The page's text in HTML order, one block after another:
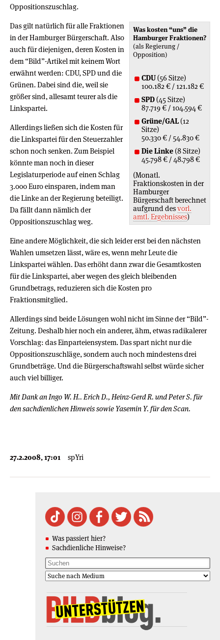
Oppositionszuschlag.
Was kosten “uns” die
Hamburger Fraktionen?
(als Regierung /
Opposition)
CDU (56 Sitze)
100.182 € / 121.182 €
SPD (45 Sitze)
87.719 € / 104.594 €
Grüne/GAL (12
Sitze)
50.330 € / 54.830 €
Die Linke (8 Sitze)
45.798 € / 48.798 €
(Monatl.
Fraktionskosten in der
Hamburger
Bürgerschaft berechnet
aufgrund desvorl.
amtl. Ergebnisses)
Das gilt natürlich für alle Fraktionen
in der Hamburger Bürgerschaft. Also
auch für diejenigen, deren Kosten in
dem “Bild”-Artikel mit keinem Wort
erwähnt werden: CDU, SPD und die
Grünen. Dabei sind die, weil sie
größer sind, allesamt teurer als die
Linkspartei.
Allerdings ließen sich die Kosten für
die Linkspartei für den Steuerzahler
schon noch senken. Zum Beispiel
könnte man noch in dieser
Legislaturperiode auf einen Schlag
3.000 Euro einsparen, indem man
die Linke an der Regierung beteiligt.
Da fällt dann nämlich der
Oppositionszuschlag weg.
Eine andere Möglichkeit, die sich leider erst bei den nächsten
Wahlen umsetzen lässt, wäre es, wenn mehr Leute die
Linkspartei wählen. Das erhöht dann zwar die Gesamtkosten
für die Linkspartei, aber wegen des gleich bleibenden
Grundbetrags, reduzieren sich die Kosten pro
Fraktionsmitglied.
Allerdings sind beide Lösungen wohl nicht im Sinne der “Bild”-
Zeitung. Deshalb hier noch ein anderer, ähm, etwas radikalerer
Vorschlag: das Einparteiensystem. Das spart nicht nur die
Oppositionszuschläge, sondern auch noch mindestens drei
Grundbeträge. Und die Bürgerschaftswahl selbst würde sicher
auch viel billiger.
Mit Dank an Ingo W. H.. Erich D., Heinz-Gerd R. und Peter S. für
den sachdienlichen Hinweis sowie Yasemin Y. für den Scan.
27.2.2008, 17:01 spYri
Was passiert hier?
Sachdienliche Hinweise?